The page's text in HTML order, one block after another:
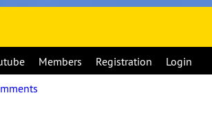
Members Registration Login